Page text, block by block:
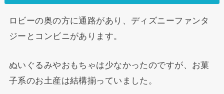
ロビーの奥の方に通路があり、ディズニーファンタ
ジーとコンビニがあります。
ぬいぐるみやおもちゃは少なかったのですが、お菓
子系のお土産は結構揃っていました。